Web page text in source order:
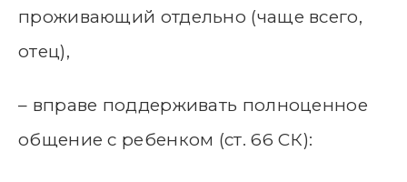
проживающий отдельно (чаще всего,
отец),
– вправе поддерживать полноценное
общение с ребенком (ст. 66 СК):